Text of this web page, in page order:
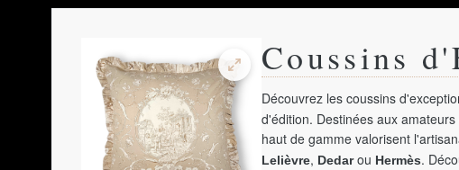
Coussins
Découvrez les coussins
d'édition. Destinées aux
haut de gamme valorisent
Lelièvre, Dedarou Hermès.